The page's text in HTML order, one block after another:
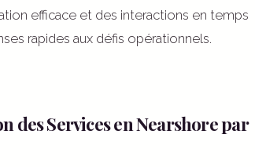
efficace et des interactions en temps
rapides aux défis opérationnels.
des Services en Nearshore par